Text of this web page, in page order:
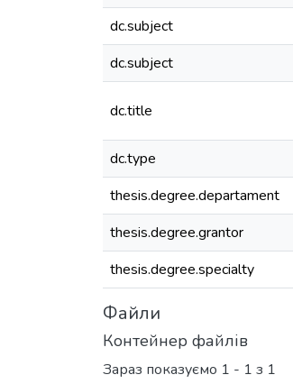
dc.subject
dc.subject
dc.title
dc.type
thesis.degree.departament
thesis.degree.grantor
thesis.degree.specialty
Файли
Контейнер файлів
Зараз показуємо 1 - 1 з 1